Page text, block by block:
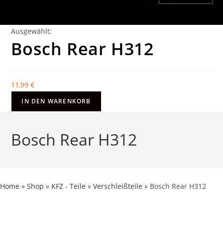
Ausgewählt:
Bosch Rear H312
11,99€
IN DEN WARENKORB
Bosch Rear H312
Home » Shop » KFZ - Teile » Verschleißteile » Bosch Rear H312